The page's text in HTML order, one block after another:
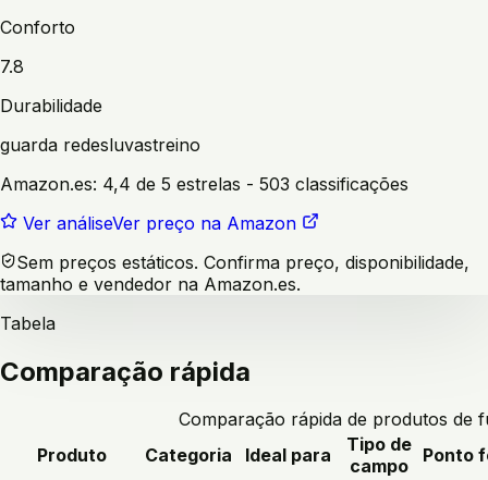
Conforto
7.8
Durabilidade
guarda redesluvastreino
Amazon.es: 4,4 de 5 estrelas - 503 classificações
Ver análiseVer preço na Amazon
Sem preços estáticos. Confirma preço, disponibilidade,
tamanho e vendedor na Amazon.es.
Tabela
Comparação rápida
Comparação rápida de produtos de
Produto
Categoria Ideal para
Tipo de
campo
Ponto